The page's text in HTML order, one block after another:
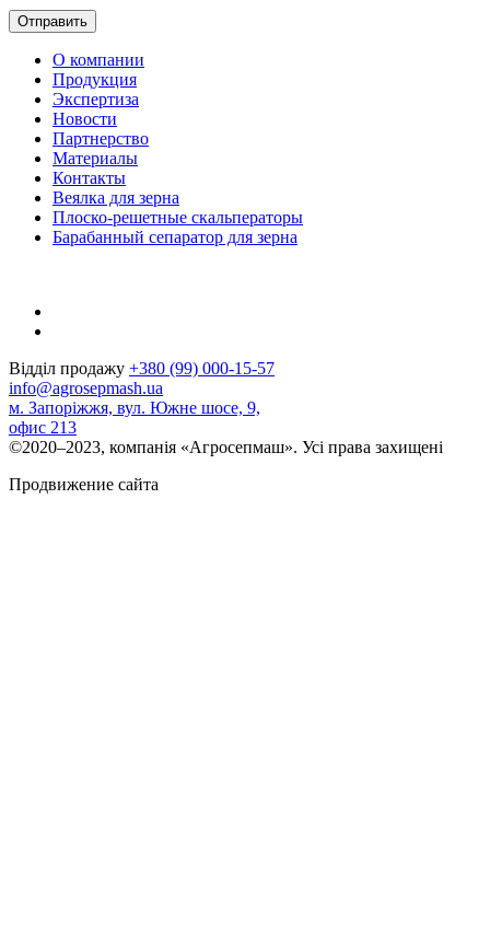
О компании
Продукция
Экспертиза
Новости
Партнерство
Материалы
Контакты
Веялка для зерна
Плоско-решетные скальператоры
Барабанный сепаратор для зерна
Відділ продажу +380 (99) 000-15-57
info@agrosepmash.ua
м. Запоріжжя, вул. Южне шосе, 9,
офис 213
©2020–2023, компанія «Агросепмаш». Усі права захищені
Продвижение сайта